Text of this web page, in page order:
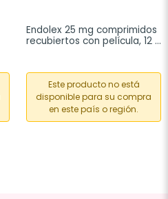
Endolex 25 mg comprimidos
recubiertos con película, 12
Este producto no está
disponible para su compra
en este país o región.